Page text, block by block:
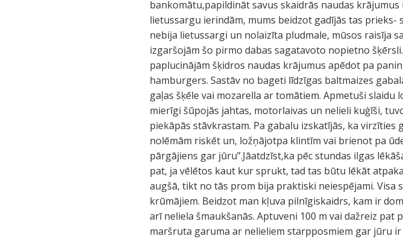
bankomātu,papildināt savus skaidrās naudas
lietussargu ierindām, mums beidzot gadījās tas prieks-
nebija lietussargi un nolaizīta pludmale, mūsos raisīja
izgaršojām šo pirmo dabas sagatavoto nopietno
paplucinājām šķidros naudas krājumus apēdot pa
hamburgers. Sastāv no bageti līdzīgas baltmaizes
gaļas šķēle vai mozarella ar tomātiem. Apmetuši
mierīgi šūpojās jahtas, motorlaivas un nelieli kuģīši,
piekāpās stāvkrastam. Pa gabalu izskatījās, ka
nolēmām riskēt un, ložņājotpa klintīm vai brienot pa
pārgājiens gar jūru”.Jāatdzīst,ka pēc stundas ilgas
pat, ja vēlētos kaut kur sprukt, tad tas būtu lēkāt
augšā, tikt no tās prom bija praktiski neiespējami.
krūmājiem. Beidzot man kļuva pilnīgiskaidrs, kam ir
arī neliela šmaukšanās. Aptuveni 100 m vai dažreiz
maršruta garuma ar nelieliem starpposmiem gar jūru